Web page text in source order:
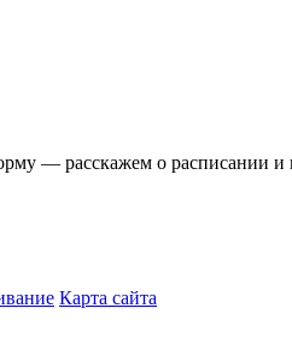
— расскажем о расписании и
Карта сайта